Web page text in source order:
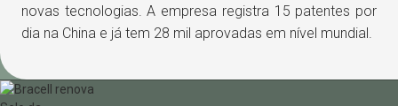
novas tecnologias. A empresa registra 15 patentes por
dia na China e já tem 28 mil aprovadas em nível mundial.